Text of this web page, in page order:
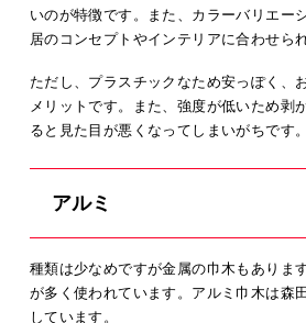
いのが特徴です。また、カラーバリエー
居のコンセプトやインテリアに合わせら
ただし、プラスチックなため安っぽく、
メリットです。また、強度が低いため剥
ると見た目が悪くなってしまいがちです。
アルミ
種類は少なめですが金属の巾木もありま
が多く使われています。アルミ巾木は森
しています。